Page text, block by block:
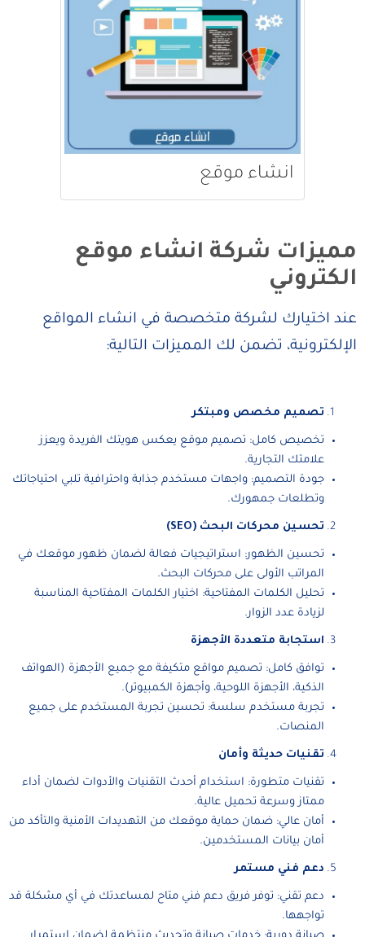
انشاء موقع
مميزات شركة انشاء موقع
الكتروني
عند اختيارك لشركة متخصصة في انشاء المواقع
الإلكترونية، تضمن لك المميزات التالية:
تصميم مخصص ومبتكر
تخصيص كامل: تصميم موقع يعكس هويتك الفريدة ويعزز
علامتك التجارية.
جودة التصميم: واجهات مستخدم جذابة واحترافية تلبي احتياجاتك
وتطلعات جمهورك.
تحسين محركات البحث (SEO)
تحسين الظهور: استراتيجيات فعالة لضمان ظهور موقعك في
المراتب الأولى على محركات البحث.
تحليل الكلمات المفتاحية: اختيار الكلمات المفتاحية المناسبة
لزيادة عدد الزوار.
استجابة متعددة الأجهزة
توافق كامل: تصميم مواقع متكيفة مع جميع الأجهزة (الهواتف
الذكية، الأجهزة اللوحية، وأجهزة الكمبيوتر).
تجربة مستخدم سلسة: تحسين تجربة المستخدم على جميع
المنصات.
تقنيات حديثة وأمان
تقنيات متطورة: استخدام أحدث التقنيات والأدوات لضمان أداء
ممتاز وسرعة تحميل عالية.
أمان عالي: ضمان حماية موقعك من التهديدات الأمنية والتأكد من
أمان بيانات المستخدمين.
دعم فني مستمر
دعم تقني: توفر فريق دعم فني متاح لمساعدتك في أي مشكلة قد
تواجهها.